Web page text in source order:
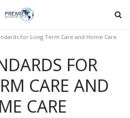
for Long Term Care and Home Care
FOR
CARE AND
CARE